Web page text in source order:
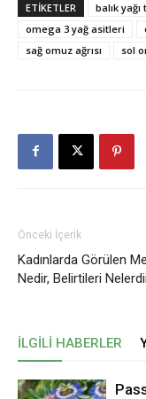
ETIKETLER balık
omega 3 yağ asitleri
sağ omuz ağrısı
sol
Önceki İçerik
Kadınlarda Görülen
Nedir, Belirtileri
İLGILI HABERLER